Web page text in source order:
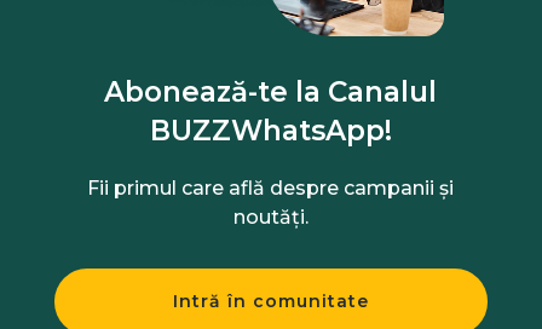
Abonează-te la Canalul
BUZZWhatsApp!
Fii primul care află despre campanii și
noutăți.
Intră în comunitate